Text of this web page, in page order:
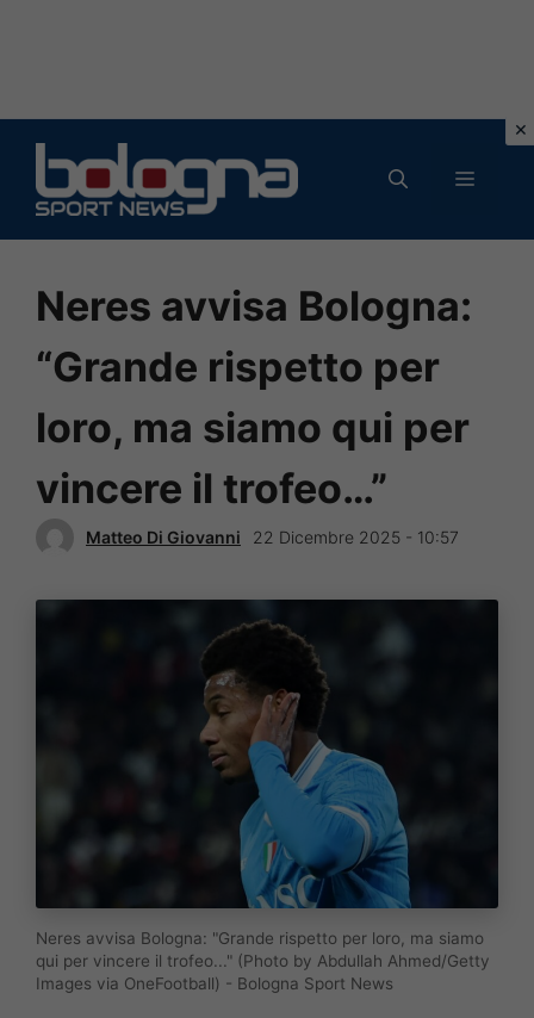
contenuto
MENU
Neres avvisa Bologna:
“Grande rispetto per
loro, ma siamo qui per
vincere il trofeo…”
Matteo Di Giovanni 22 Dicembre 2025 - 10:57
Neres avvisa Bologna: "Grande rispetto per loro, ma siamo
qui per vincere il trofeo..." (Photo by Abdullah Ahmed/Getty
Images via OneFootball) - Bologna Sport News